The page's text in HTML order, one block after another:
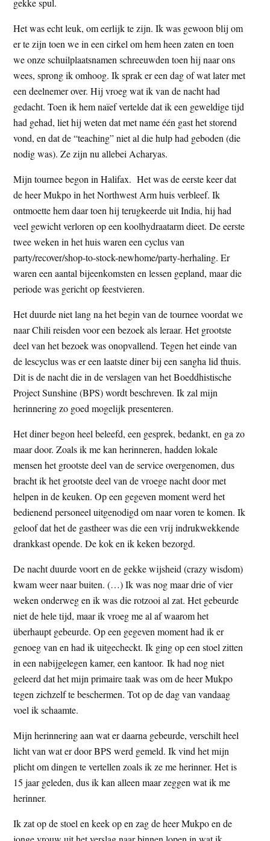
Het was echt leuk, om eerlijk te zijn. Ik was gewoon blij om
er te zijn toen we in een cirkel om hem heen zaten en toen
we onze schuilplaatsnamen schreeuwden toen hij naar ons
wees, sprong ik omhoog. Ik sprak er een dag of wat later met
een deelnemer over. Hij vroeg wat ik van de nacht had
gedacht. Toen ik hem naïef vertelde dat ik een geweldige tijd
had gehad, liet hij weten dat met name één gast het storend
vond, en dat de “teaching” niet al die hulp had geboden (die
nodig was). Ze zijn nu allebei Acharyas.
Mijn tournee begon in Halifax. Het was de eerste keer dat
de heer Mukpo in het Northwest Arm huis verbleef. Ik
ontmoette hem daar toen hij terugkeerde uit India, hij had
veel gewicht verloren op een koolhydraatarm dieet. De eerste
twee weken in het huis waren een cyclus van
party/recover/shop-to-stock-newhome/party-herhaling. Er
waren een aantal bijeenkomsten en lessen gepland, maar die
periode was gericht op feestvieren.
Het duurde niet lang na het begin van de tournee voordat we
naar Chili reisden voor een bezoek als leraar. Het grootste
deel van het bezoek was onopvallend. Tegen het einde van
de lescyclus was er een laatste diner bij een sangha lid thuis.
Dit is de nacht die in de verslagen van het Boeddhistische
Project Sunshine (BPS) wordt beschreven. Ik zal mijn
herinnering zo goed mogelijk presenteren.
Het diner begon heel beleefd, een gesprek, bedankt, en ga zo
maar door. Zoals ik me kan herinneren, hadden lokale
mensen het grootste deel van de service overgenomen, dus
bracht ik het grootste deel van de vroege nacht door met
helpen in de keuken. Op een gegeven moment werd het
bedienend personeel uitgenodigd om naar voren te komen. Ik
geloof dat het de gastheer was die een vrij indrukwekkende
drankkast opende. De kok en ik keken bezorgd.
De nacht duurde voort en de gekke wijsheid (crazy wisdom)
kwam weer naar buiten. (…) Ik was nog maar drie of vier
weken onderweg en ik was die rotzooi al zat. Het gebeurde
niet de hele tijd, maar ik vroeg me al af waarom het
überhaupt gebeurde. Op een gegeven moment had ik er
genoeg van en had ik uitgecheckt. Ik ging op een stoel zitten
in een nabijgelegen kamer, een kantoor. Ik had nog niet
geleerd dat het mijn primaire taak was om de heer Mukpo
tegen zichzelf te beschermen. Tot op de dag van vandaag
voel ik schaamte.
Mijn herinnering aan wat er daarna gebeurde, verschilt heel
licht van wat er door BPS werd gemeld. Ik vind het mijn
plicht om dingen te vertellen zoals ik ze me herinner. Het is
15 jaar geleden, dus ik kan alleen maar zeggen wat ik me
herinner.
Ik zat op de stoel en keek op en zag de heer Mukpo en de